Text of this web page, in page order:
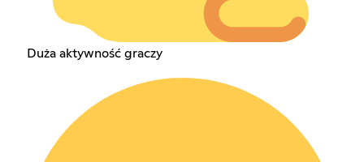
Duża aktywność graczy